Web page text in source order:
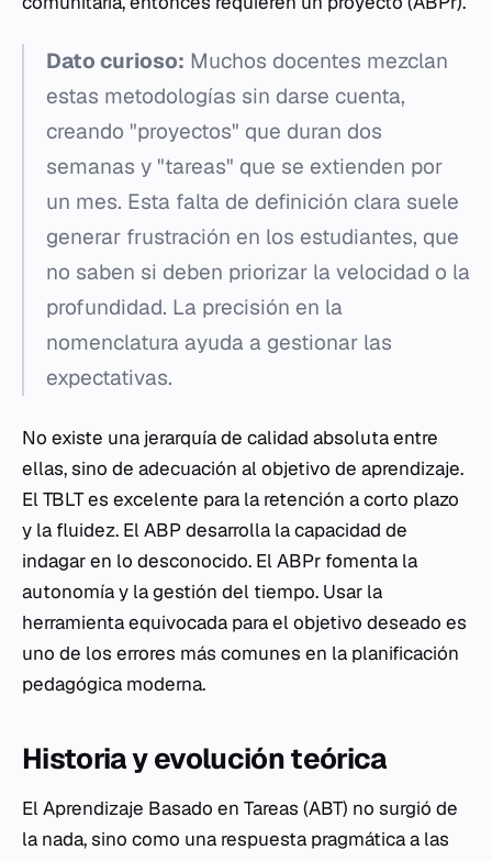
Dato curioso: Muchos docentes mezclan
estas metodologías sin darse cuenta,
creando "proyectos" que duran dos
semanas y "tareas" que se extienden por
un mes. Esta falta de definición clara suele
generar frustración en los estudiantes, que
no saben si deben priorizar la velocidad o la
profundidad. La precisión en la
nomenclatura ayuda a gestionar las
expectativas.
No existe una jerarquía de calidad absoluta entre
ellas, sino de adecuación al objetivo de aprendizaje.
El TBLT es excelente para la retención a corto plazo
y la fluidez. El ABP desarrolla la capacidad de
indagar en lo desconocido. El ABPr fomenta la
autonomía y la gestión del tiempo. Usar la
herramienta equivocada para el objetivo deseado es
uno de los errores más comunes en la planificación
pedagógica moderna.
Historia y evolución teórica
El Aprendizaje Basado en Tareas (ABT) no surgió de
la nada, sino como una respuesta pragmática a las